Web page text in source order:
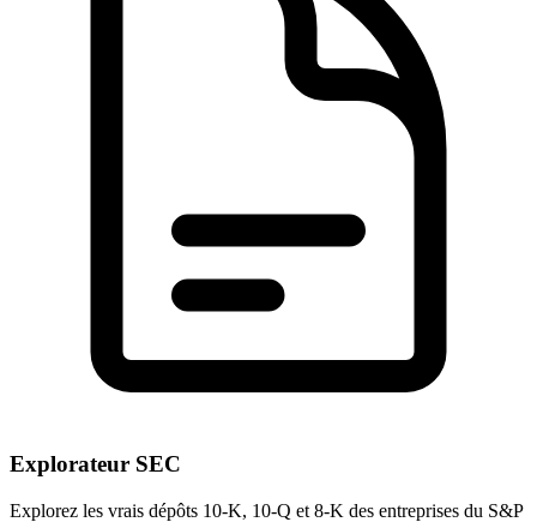
Explorateur SEC
Explorez les vrais dépôts 10-K, 10-Q et 8-K des entreprises du S&P